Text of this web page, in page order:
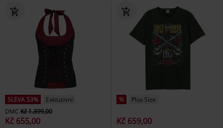
SLEVA 53%
Exkluzivní
DMC Kč 1.399,00
Kč 655,00
% Plus Size
Kč 659,00